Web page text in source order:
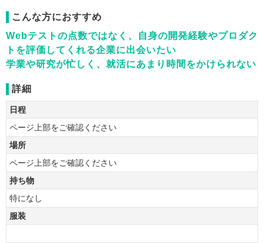
こんな方におすすめ
Webテストの点数ではなく、自身の開発経験やプロダク
トを評価してくれる企業に出会いたい
学業や研究が忙しく、就活にあまり時間をかけられない
詳細
日程
ページ上部をご確認ください
場所
ページ上部をご確認ください
持ち物
特になし
服装